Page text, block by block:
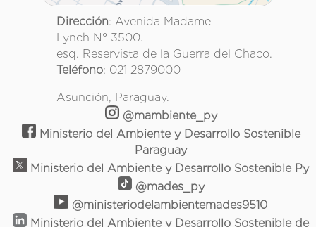
Dirección: Avenida Madame
Lynch N° 3500.
esq. Reservista de la Guerra del Chaco.
Teléfono: 021 2879000
Asunción, Paraguay.
@mambiente_py
Ministerio del Ambiente y Desarrollo Sostenible
Paraguay
Ministerio del Ambiente y Desarrollo Sostenible Py
@mades_py
@ministeriodelambientemades9510
Ministerio del Ambiente y Desarrollo Sostenible de